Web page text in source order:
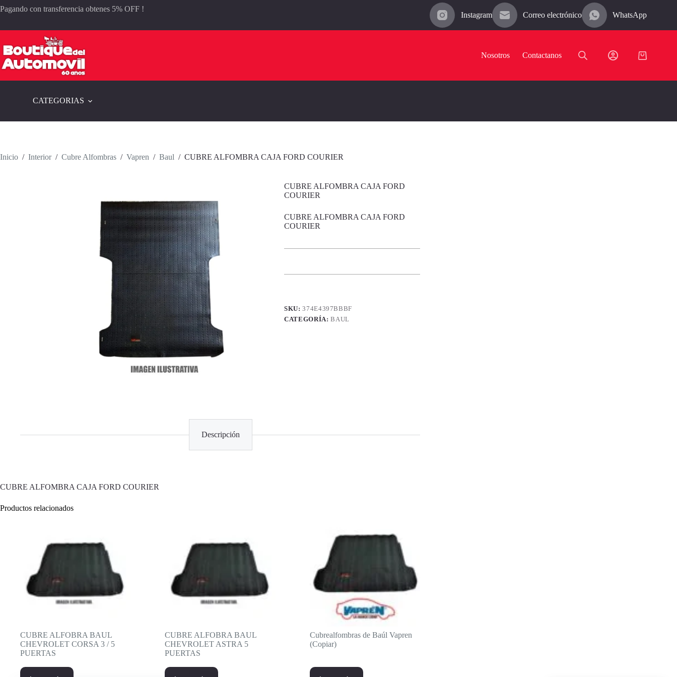
al
Pagando con transferencia obtenes 5% OFF !
Instagram Correo electrónico WhatsApp
Nosotros Contactanos
Carro
CATEGORIAS
Inicio / Interior / Cubre Alfombras / Vapren / Baul / CUBRE ALFOMBRA CAJA FORD COURIER
CUBRE ALFOMBRA CAJA FORD
COURIER
CUBRE ALFOMBRA CAJA FORD
COURIER
SKU:374E4397BBBF
CATEGORÍA:BAUL
Descripción
CUBRE ALFOMBRA CAJA FORD COURIER
Productos relacionados
CUBRE ALFOBRA BAUL
CHEVROLET CORSA 3 / 5
PUERTAS
CUBRE ALFOBRA BAUL
CHEVROLET ASTRA 5
PUERTAS
Cubrealfombras de Baúl Vapren
(Copiar)